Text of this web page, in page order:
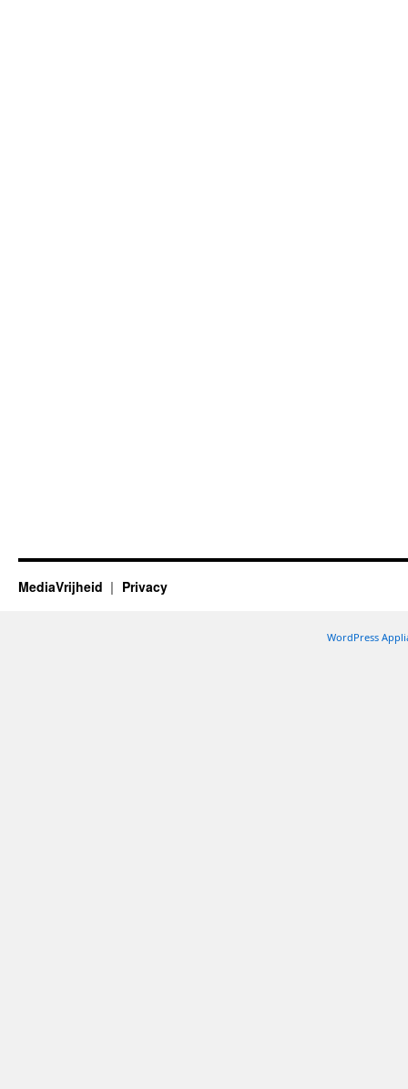
MediaVrijheid Privacy
WordPress